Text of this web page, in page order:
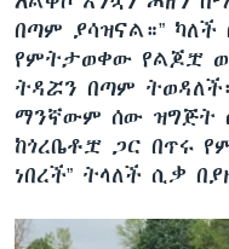
በጣም ያሳዝናል።” ካለች
የምትታወቀው የልጆቿ
ትዳሯን በጣም
ማንኛውም ሰው ዝግጅት
ከጎረቤቶቿ ጋር በጥሩ
ነበረች” ትላለች ሲቃ